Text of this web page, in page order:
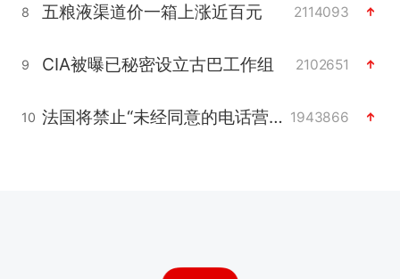
8 五粮液渠道价一箱上涨近百元 2114093
9 CIA被曝已秘密设立古巴工作组 2102651
10 法国将禁止“未经同意的电话营销” 1943866